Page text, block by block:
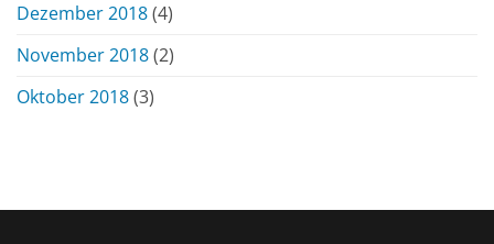
Dezember 2018(4)
November 2018(2)
Oktober 2018(3)